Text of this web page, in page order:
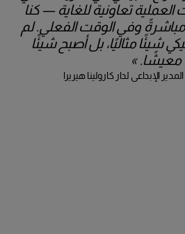
تعاونية للغاية — كنا
مباشرةً وفي الوقت الفعلي. لم
شيئًا مثاليًا، بل أصبح شيئًا
معيشًا. »
الإبداعي لدار كارولينا هيريرا